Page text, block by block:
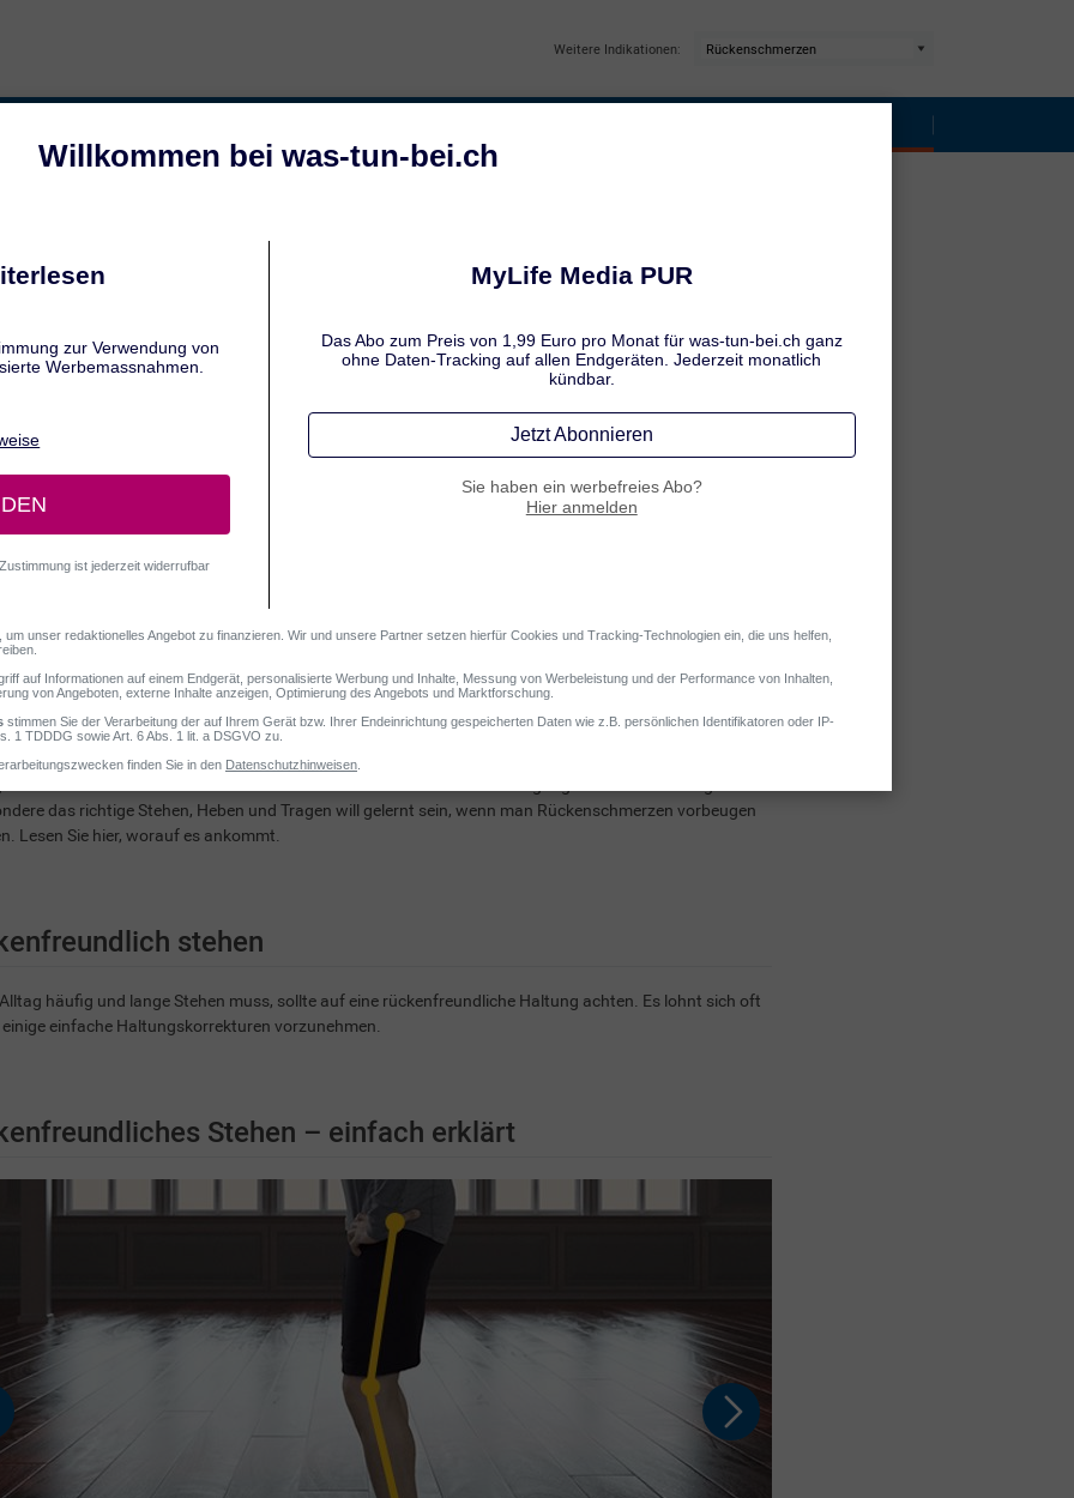
Weitere Indikationen:
das richtige Stehen, Heben und Tragen will gelernt sein, wenn man Rückenschmerzen vorbeugen
Lesen Sie hier, worauf es ankommt.
stehen
häufig und lange Stehen muss, sollte auf eine rückenfreundliche Haltung achten. Es lohnt sich oft
einfache Haltungskorrekturen vorzunehmen.
Stehen – einfach erklärt